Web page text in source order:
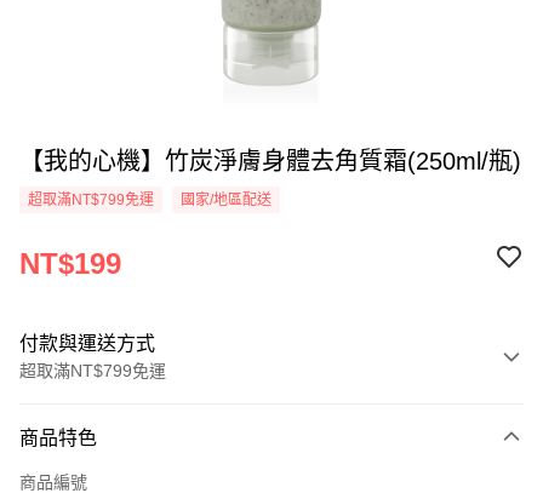
【我的心機】竹炭淨膚身體去角質霜(250ml/瓶)
超取滿NT$799免運 國家/地區配送
NT$199
付款與運送方式
超取滿NT$799免運
信用卡一次付款
商品特色
商品編號